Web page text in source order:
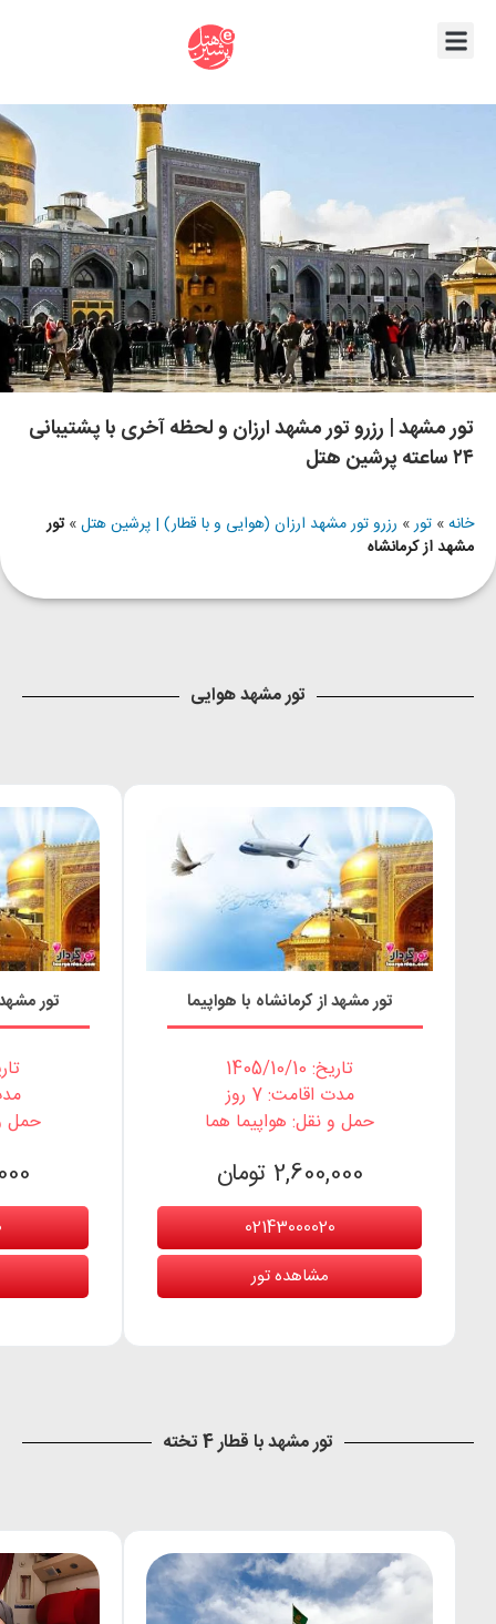
تور مشهد | رزرو تور مشهد ارزان و لحظه آخری با پشتیبانی
۲۴ ساعته پرشین هتل
خانه» تور» رزرو تور مشهد ارزان (هوایی و با قطار) | پرشین هتل»تور
مشهد از کرمانشاه
تور مشهد هوایی
تور مشهد از کرمانشاه با هواپیما
تاریخ: 1405/10/10
مدت اقامت: 7 روز
حمل و نقل: هواپیما هما
2,600,000 تومان
02143000020
مشاهده تور
تور
حمل
تور مشهد با قطار 4 تخته